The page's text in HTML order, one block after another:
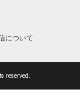
について
reserved.